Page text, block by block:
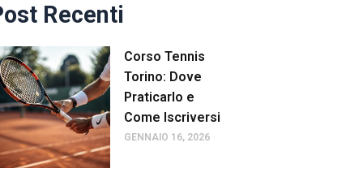
Recenti
Corso Tennis
Torino: Dove
Praticarlo e
Come Iscriversi
GENNAIO 16, 2026